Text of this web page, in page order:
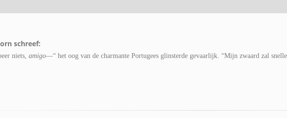
schreef:
niets, amigo—“ het oog van de charmante Portugees glinsterde gevaarlijk. “Mijn zwaard zal